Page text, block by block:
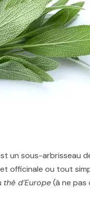
un sous-arbrisseau
officinale ou tout
thé d’Europe(à ne